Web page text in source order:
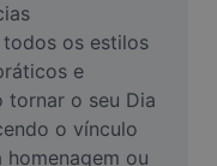
os estilos
e
tornar o seu Dia
o vínculo
homenagem ou